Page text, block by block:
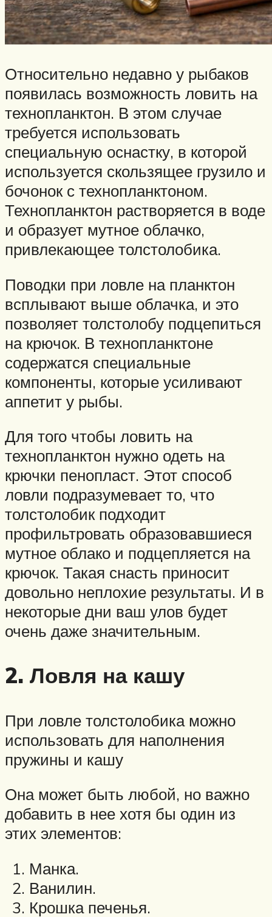
Относительно недавно у рыбаков
появилась возможность ловить на
технопланктон. В этом случае
требуется использовать
специальную оснастку, в которой
используется скользящее грузило и
бочонок с технопланктоном.
Технопланктон растворяется в воде
и образует мутное облачко,
привлекающее толстолобика.
Поводки при ловле на планктон
всплывают выше облачка, и это
позволяет толстолобу подцепиться
на крючок. В технопланктоне
содержатся специальные
компоненты, которые усиливают
аппетит у рыбы.
Для того чтобы ловить на
технопланктон нужно одеть на
крючки пенопласт. Этот способ
ловли подразумевает то, что
толстолобик подходит
профильтровать образовавшиеся
мутное облако и подцепляется на
крючок. Такая снасть приносит
довольно неплохие результаты. И в
некоторые дни ваш улов будет
очень даже значительным.
2. Ловля на кашу
При ловле толстолобика можно
использовать для наполнения
пружины и кашу
Она может быть любой, но важно
добавить в нее хотя бы один из
этих элементов:
Манка.
Ванилин.
Крошка печенья.